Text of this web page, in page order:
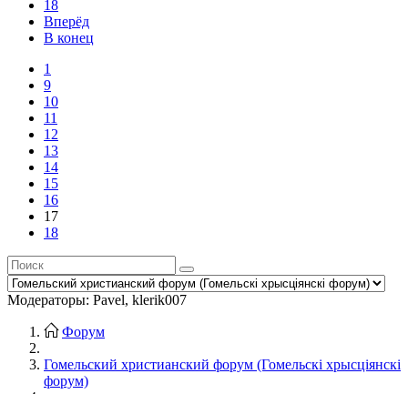
18
Вперёд
В конец
1
9
10
11
12
13
14
15
16
17
18
Модераторы: Pavel, klerik007
Форум
Гомельский христианский форум (Гомельскі хрысціянскі
форум)